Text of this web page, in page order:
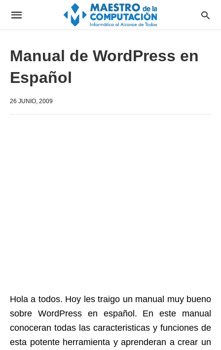
Manual de WordPress en
Español
26 JUNIO, 2009
Hola a todos. Hoy les traigo un manual muy bueno
sobre WordPress en español. En este manual
conoceran todas las caracteristicas y funciones de
esta potente herramienta y aprenderan a crear un